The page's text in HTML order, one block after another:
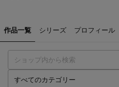
作品一覧 シリーズ プロフィール